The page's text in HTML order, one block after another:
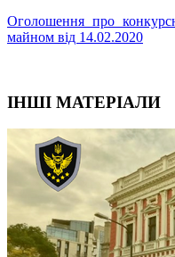
Оголошення про
майном від 14.02.2020
ІНШІ МАТЕРІАЛИ